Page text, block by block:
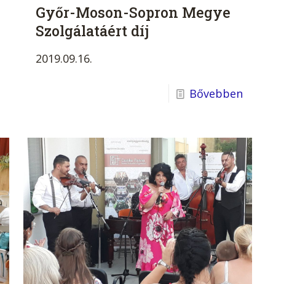
Győr-Moson-Sopron Megye
Szolgálatáért díj
2019.09.16.
Bővebben